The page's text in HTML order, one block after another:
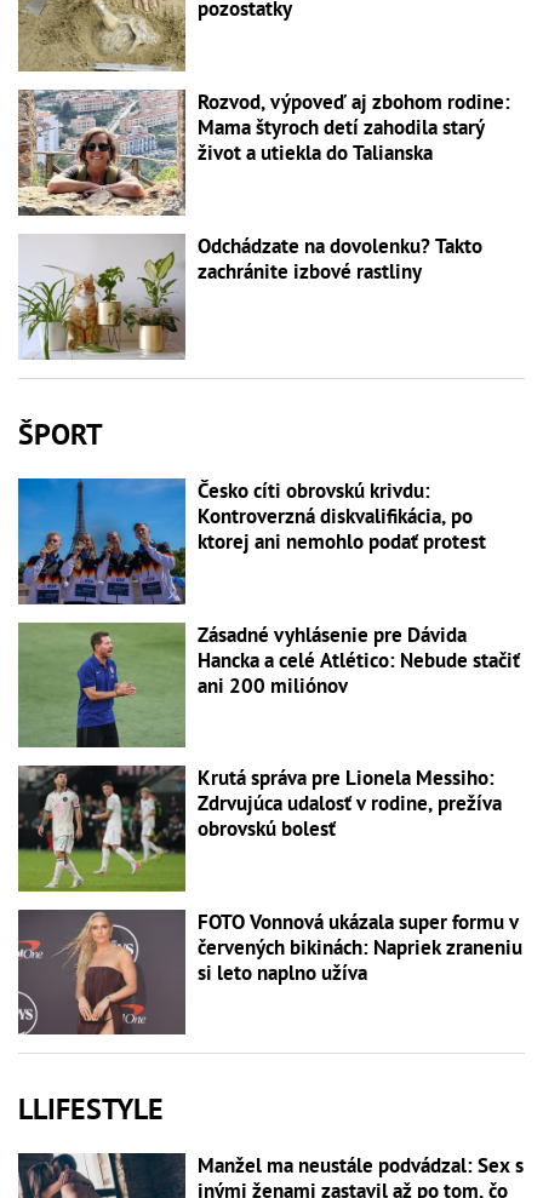
pozostatky
Rozvod, výpoveď aj zbohom rodine:
Mama štyroch detí zahodila starý
život a utiekla do Talianska
Odchádzate na dovolenku? Takto
zachránite izbové rastliny
ŠPORT
Česko cíti obrovskú krivdu:
Kontroverzná diskvalifikácia, po
ktorej ani nemohlo podať protest
Zásadné vyhlásenie pre Dávida
Hancka a celé Atlético: Nebude stačiť
ani 200 miliónov
Krutá správa pre Lionela Messiho:
Zdrvujúca udalosť v rodine, prežíva
obrovskú bolesť
FOTO Vonnová ukázala super formu v
červených bikinách: Napriek zraneniu
si leto naplno užíva
LLIFESTYLE
Manžel ma neustále podvádzal: Sex s
inými ženami zastavil až po tom, čo